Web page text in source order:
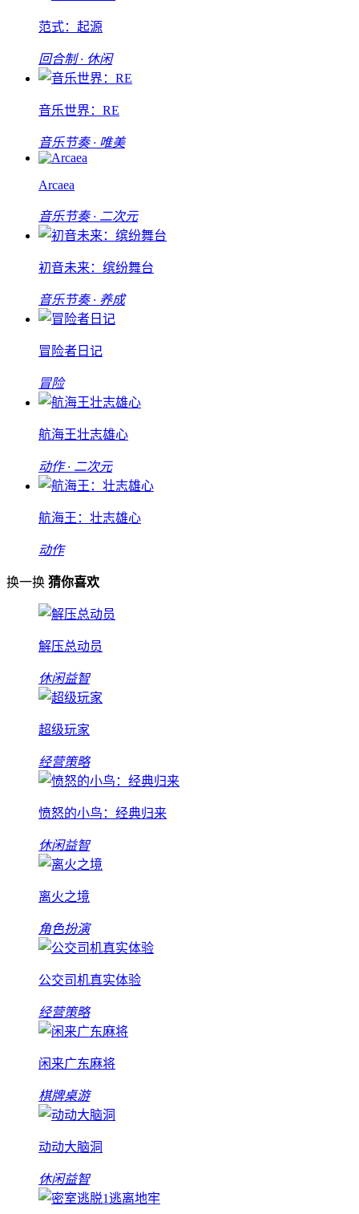
范式：起源
回合制 · 休闲
音乐世界：RE
音乐节奏 · 唯美
Arcaea
音乐节奏 · 二次元
初音未来：缤纷舞台
音乐节奏 · 养成
冒险者日记
冒险
航海王壮志雄心
动作 · 二次元
航海王：壮志雄心
动作
换一换 猜你喜欢
解压总动员
休闲益智
超级玩家
经营策略
愤怒的小鸟：经典归来
休闲益智
离火之境
角色扮演
公交司机真实体验
经营策略
闲来广东麻将
棋牌桌游
动动大脑洞
休闲益智